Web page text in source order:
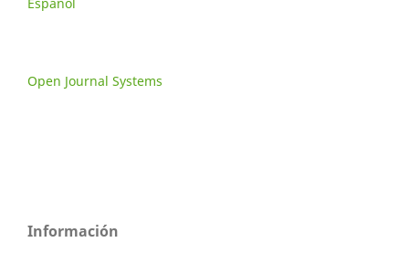
Open Journal Systems
Información